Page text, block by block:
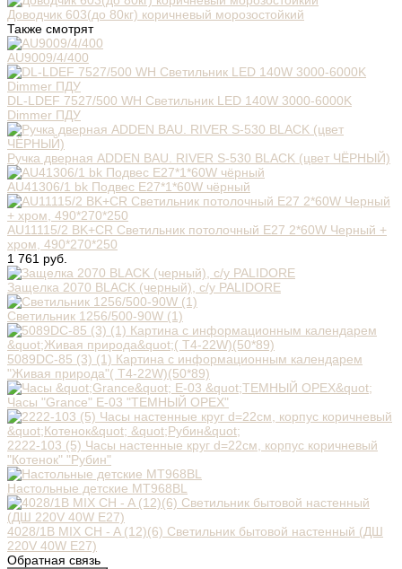
Доводчик 603(до 80кг) коричневый морозостойкий
Также смотрят
AU9009/4/400
DL-LDEF 7527/500 WH Светильник LED 140W 3000-6000K
Dimmer ПДУ
Ручка дверная ADDEN BAU. RIVER S-530 BLACK (цвет ЧЁРНЫЙ)
AU41306/1 bk Подвес E27*1*60W чёрный
AU11115/2 BK+CR Светильник потолочный E27 2*60W Черный +
хром, 490*270*250
1 761 руб.
Защелка 2070 BLACK (черный), с/у PALIDORE
Светильник 1256/500-90W (1)
5089DC-85 (3) (1) Картина с информационным календарем
"Живая природа"( Т4-22W)(50*89)
Часы "Grance" E-03 "ТЕМНЫЙ ОРЕХ"
2222-103 (5) Часы настенные круг d=22см, корпус коричневый
"Котенок" "Рубин"
Настольные детские MT968BL
4028/1B MIX CH - A (12)(6) Светильник бытовой настенный (ДШ
220V 40W E27)
Обратная связь